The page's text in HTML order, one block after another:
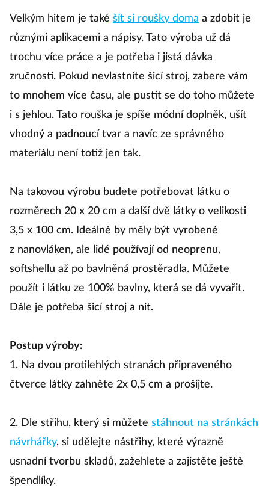
Velkým hitem je také šít si roušky doma a zdobit je
různými aplikacemi a nápisy. Tato výroba už dá
trochu více práce a je potřeba i jistá dávka
zručnosti. Pokud nevlastníte šicí stroj, zabere vám
to mnohem více času, ale pustit se do toho můžete
i s jehlou. Tato rouška je spíše módní doplněk, ušít
vhodný a padnoucí tvar a navíc ze správného
materiálu není totiž jen tak.
Na takovou výrobu budete potřebovat látku o
rozměrech 20 x 20 cm a další dvě látky o velikosti
3,5 x 100 cm. Ideálně by měly být vyrobené
z nanovláken, ale lidé používají od neoprenu,
softshellu až po bavlněná prostěradla. Můžete
použít i látku ze 100% bavlny, která se dá vyvařit.
Dále je potřeba šicí stroj a nit.
Postup výroby:
1. Na dvou protilehlých stranách připraveného
čtverce látky zahněte 2x 0,5 cm a prošijte.
2. Dle střihu, který si můžete stáhnout na stránkách
návrhářky, si udělejte nástřihy, které výrazně
usnadní tvorbu skladů, zažehlete a zajistěte ještě
špendlíky.